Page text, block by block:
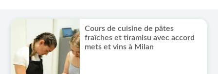
Cours de cuisine de pâtes
fraîches et tiramisu avec accord
mets et vins à Milan